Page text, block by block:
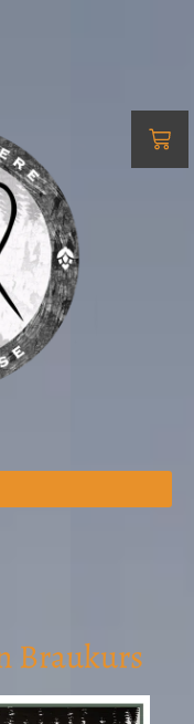
Braukurs